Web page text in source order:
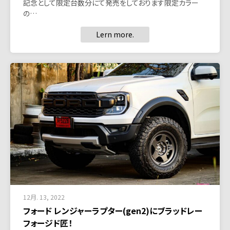
記念として限定台数分にて発売をしております限定カラー
の…
Lern more.
12月. 13, 2022
フォード レンジャーラプター(gen2)にブラッドレー
フォージド匠！